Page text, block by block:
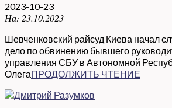
2023-10-23
На: 23.10.2023
Шевченковский райсуд Киева начал
дело по обвинению бывшего
управления СБУ в Автономной
ОлегаПРОДОЛЖИТЬ ЧТЕНИЕ